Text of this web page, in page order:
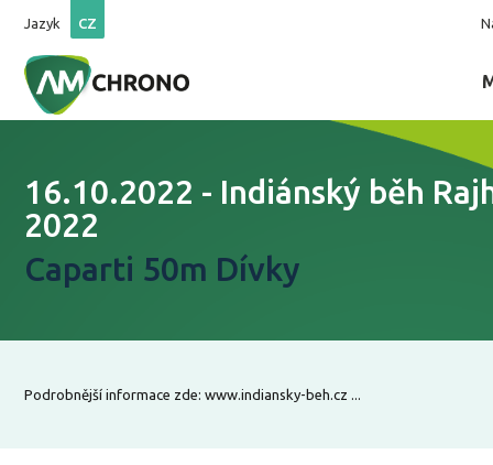
Jazyk CZ
16.10.2022 - Indiánský běh
2022
Caparti 50m Dívky
Podrobnější informace zde: www.indiansky-beh.cz ...